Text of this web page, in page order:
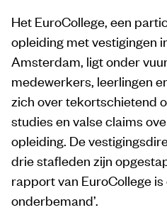
Het EuroCollege, een
opleiding met vestigingen
Amsterdam, ligt onder
medewerkers, leerlingen
zich over tekortschietend
studies en valse claims
opleiding. De
drie stafleden zijn
rapport van EuroCollege
onderbemand’.